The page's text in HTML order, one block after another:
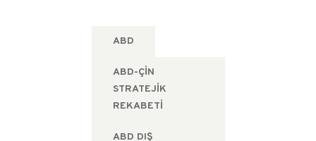
ABD
ABD-ÇIN
STRATEJIK
REKABETI
ABD DIŞ